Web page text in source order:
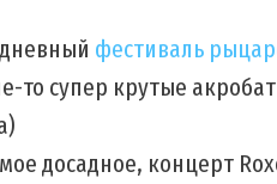
фестиваль
то супер крутые
досадное, концерт